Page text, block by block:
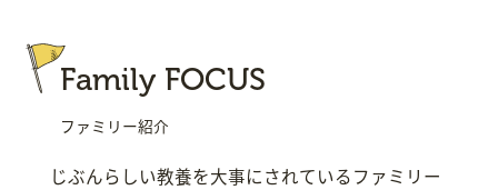
Family FOCUS
ファミリー紹介
じぶんらしい教養を大事にされているファミリー